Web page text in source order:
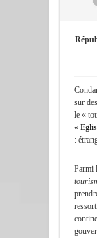
sur
le «
«
Parmi